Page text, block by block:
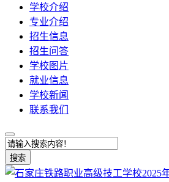
学校介绍
专业介绍
招生信息
招生问答
学校图片
就业信息
学校新闻
联系我们
搜索